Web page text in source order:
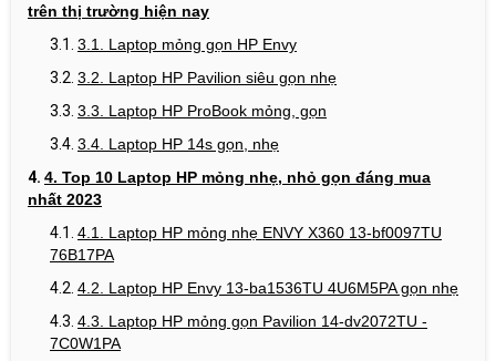
trên thị trường hiện nay
3.1. Laptop mỏng gọn HP Envy
3.2. Laptop HP Pavilion siêu gọn nhẹ
3.3. Laptop HP ProBook mỏng, gọn
3.4. Laptop HP 14s gọn, nhẹ
4. Top 10 Laptop HP mỏng nhẹ, nhỏ gọn đáng mua
nhất 2023
4.1. Laptop HP mỏng nhẹ ENVY X360 13-bf0097TU
76B17PA
4.2. Laptop HP Envy 13-ba1536TU 4U6M5PA gọn nhẹ
4.3. Laptop HP mỏng gọn Pavilion 14-dv2072TU -
7C0W1PA